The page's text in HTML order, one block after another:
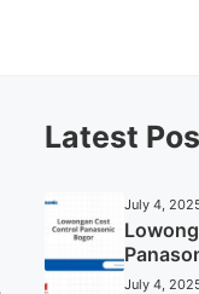
Latest
July 4,
(Lamar
July 4,